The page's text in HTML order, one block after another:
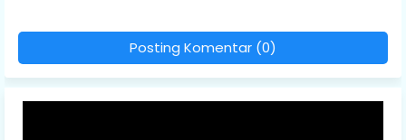
Posting Komentar (0)